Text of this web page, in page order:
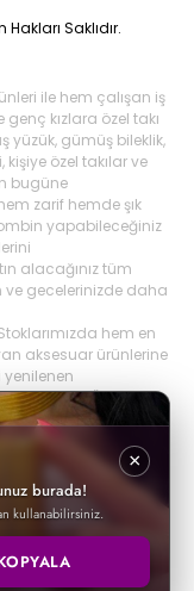
Hakları Saklıdır.
ile hem çalışan iş
kızlara özel takı
yüzük, gümüş bileklik,
özel takılar ve
bugüne
zarif hemde şık
yapabileceğiniz
alacağınız tüm
ve gecelerinizde daha
hem en
aksesuar ürünlerine
yenilenen
Öncelikli
bestmysilver.com.tr
hızlı
olarak görmektedir.
burada!
kullanabilirsiniz.
×